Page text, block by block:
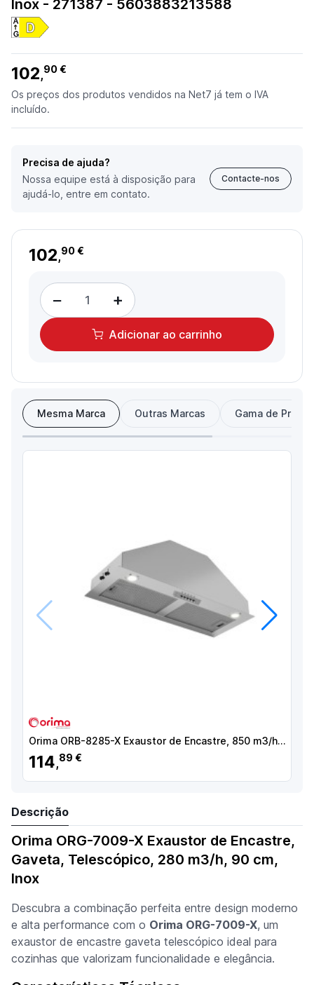
Inox - 271387 - 5603883213588
102,90 €
Os preços dos produtos vendidos na Net7 já tem o IVA
incluído.
Precisa de ajuda?
Nossa equipe está à disposição para
ajudá-lo, entre em contato.
Contacte-nos
102,90 €
− +
Adicionar ao carrinho
Mesma Marca Outras Marcas Gama de Preço
Anterior Próximo
Orima ORB-8285-X Exaustor de Encastre, 850 m3/h, 82 cm, Inox - 271380 - 5603883212963
114,89 €
Descrição
Orima ORG-7009-X Exaustor de Encastre,
Gaveta, Telescópico, 280 m3/h, 90 cm,
Inox
Descubra a combinação perfeita entre design moderno
e alta performance com o Orima ORG-7009-X, um
exaustor de encastre gaveta telescópico ideal para
cozinhas que valorizam funcionalidade e elegância.